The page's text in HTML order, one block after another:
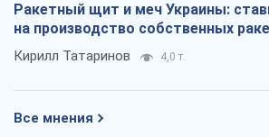
Ракетный щит и меч Украины:
на производство собственных
Кирилл Татаринов 4,0 т.
Все мнения